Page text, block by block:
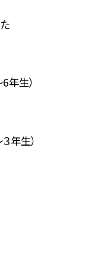
年生）
年生）